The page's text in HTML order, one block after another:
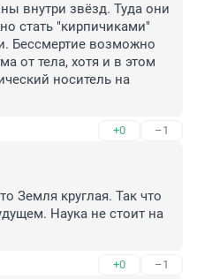
внутри звёзд. Туда они
стать "кирпичиками"
Бессмертие возможно
от тела, хотя и в этом
носитель на
+0 –1
Земля круглая. Так что
Наука не стоит на
+0 –1